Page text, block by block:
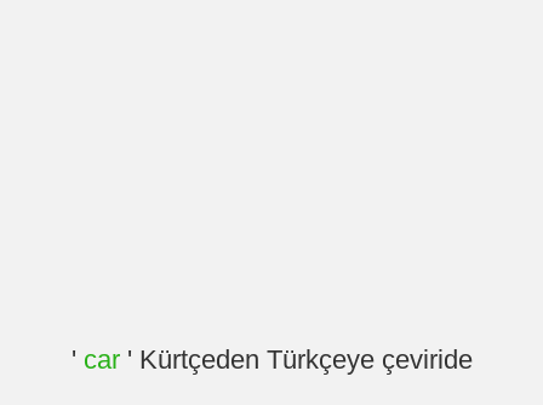
' car' Kürtçeden Türkçeye çeviride